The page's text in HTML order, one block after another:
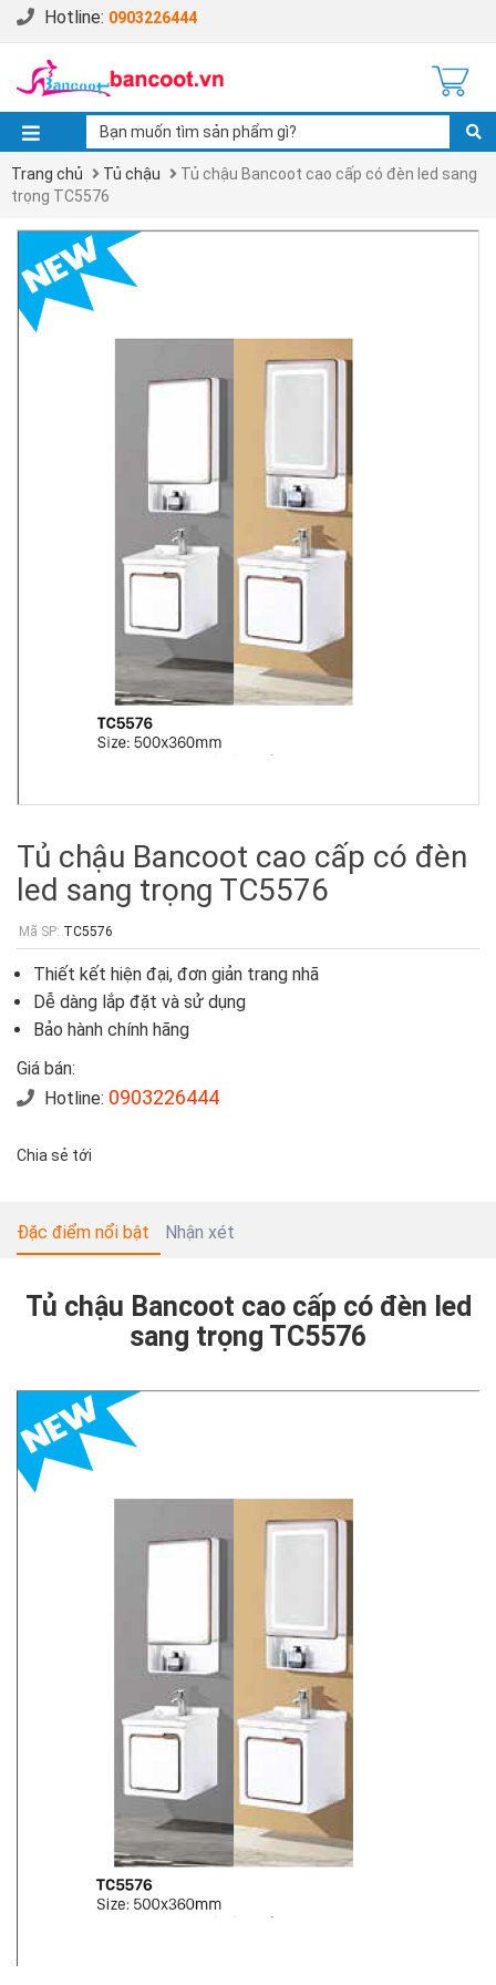
Hotline: 0903226444
Trang chủ Tủ chậu
Tủ chậu Bancoot cao cấp có đèn led sang
trọng TC5576
Tủ chậu Bancoot cao cấp có đèn
led sang trọng TC5576
Mã SP: TC5576
Thiết kết hiện đại, đơn giản trang nhã
Dễ dàng lắp đặt và sử dụng
Bảo hành chính hãng
Giá bán:
Hotline: 0903226444
Chia sẻ tới
Đặc điểm nổi bật Nhận xét
Tủ chậu Bancoot cao cấp có đèn led
sang trọng TC5576